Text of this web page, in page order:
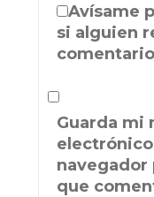
Avísame
si alguien
Guarda mi
navegador
que